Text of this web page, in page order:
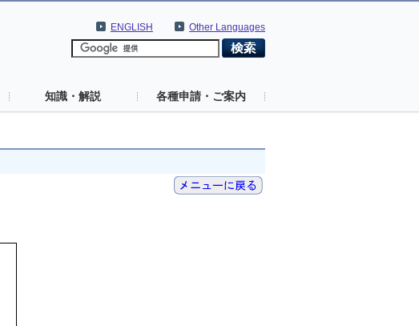
Other Languages
ENGLISH
知識・解説 各種申請・ご案内